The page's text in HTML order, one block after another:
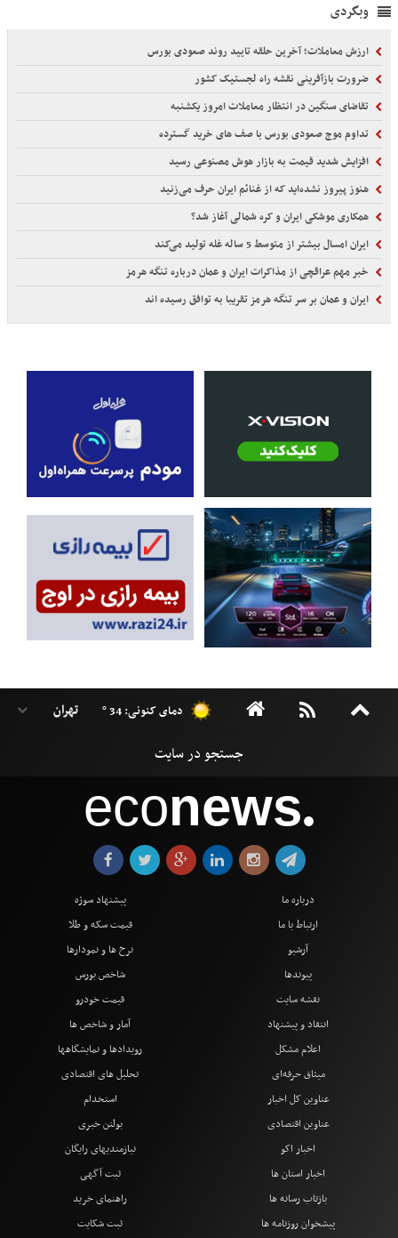
وبگردی
ارزش معاملات؛ آخرین حلقه تایید روند صعودی بورس
ضرورت بازآفرینی نقشه راه لجستیک کشور
تقاضای سنگین در انتظار معاملات امروز یکشنبه
تداوم موج صعودی بورس با صف های خرید گسترده
افزایش شدید قیمت به بازار هوش مصنوعی رسید
هنوز پیروز نشده‌اید که از غنائم ایران حرف می‌زنید
همکاری موشکی ایران و کره شمالی آغاز شد؟
ایران امسال بیشتر از متوسط 5 ساله غله تولید می‌کند
خبر مهم عراقچی از مذاکرات ایران و عمان درباره تنگه هرمز
ایران و عمان بر سر تنگه هرمز تقریبا به توافق رسیده اند
دمای کنونی: 34 °
econews●
درباره ما
ارتباط با ما
آرشیو
پیوندها
نقشه سایت
انتقاد و پیشنهاد
اعلام مشکل
میثاق حرفه‌ای
پیشنهاد سوژه
قیمت سکه و طلا
نرخ ها و نمودارها
شاخص بورس
قیمت خودرو
آمار و شاخص ها
رویدادها و نمایشگاهها
تحلیل های اقتصادی
عناوین کل اخبار
عناوین اقتصادی
اخبار اکو
اخبار استان ها
بازتاب رسانه ها
پیشخوان روزنامه ها
استخدام
بولتن خبری
نیازمندیهای رایگان
ثبت آگهی
راهنمای خرید
ثبت شکایت